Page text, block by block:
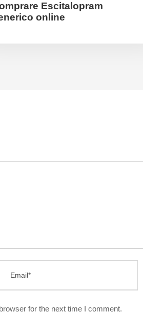
Escitalopram
online
for the next time I comment.